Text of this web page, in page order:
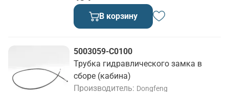
В корзину
5003059-C0100
Трубка гидравлического замка в
сборе (кабина)
Производитель
Dongfeng